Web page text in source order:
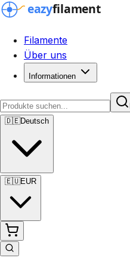
Filamente
Über uns
Informationen
🇩🇪Deutsch
🇪🇺EUR